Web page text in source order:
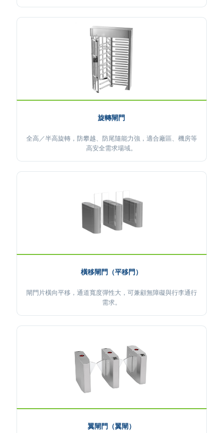
旋轉閘門
全高／半高旋轉，防攀越、防尾隨能力強，適合廠區、機房等
高安全需求場域。
橫移閘門（平移門）
閘門片橫向平移，通道寬度彈性大，可兼顧無障礙與行李通行
需求。
翼閘門（翼閘）